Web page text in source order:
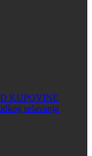
KUPOVINE
rešavanja